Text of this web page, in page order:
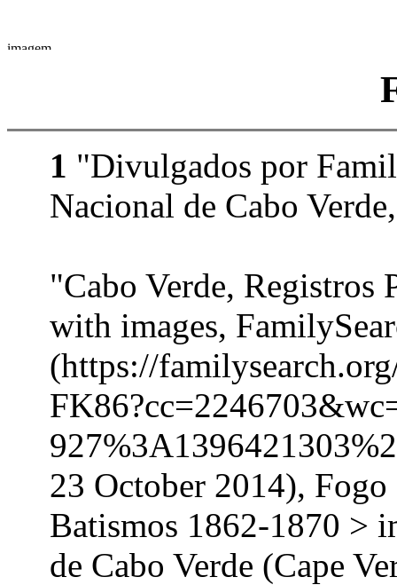
1 "Divulgados por
Nacional de Cabo
"Cabo Verde, Registros
with images,
(https://
23 October 2014), Fogo
Batismos 1862-1870 >
de Cabo Verde (Cape